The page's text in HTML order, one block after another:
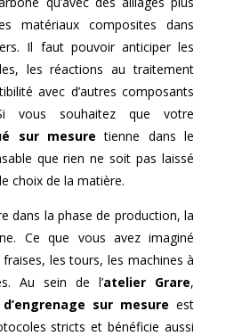
matériaux composites dans
Il faut pouvoir anticiper les
les réactions au traitement
avec d’autres composants
vous souhaitez que votre
sur mesure tienne dans le
que rien ne soit pas laissé
choix de la matière.
dans la phase de production, la
Ce que vous avez imaginé
les tours, les machines à
Au sein de l’atelier Grare,
sur mesure est
stricts et bénéficie aussi